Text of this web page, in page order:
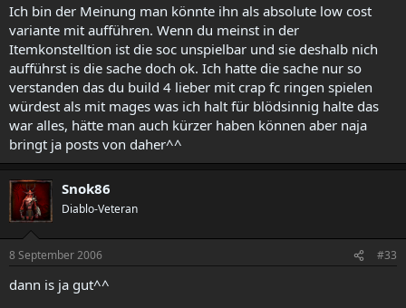
Ich bin der Meinung man könnte ihn als absolute low cost
variante mit aufführen. Wenn du meinst in der
Itemkonstelltion ist die soc unspielbar und sie deshalb nich
aufführst is die sache doch ok. Ich hatte die sache nur so
verstanden das du build 4 lieber mit crap fc ringen spielen
würdest als mit mages was ich halt für blödsinnig halte das
war alles, hätte man auch kürzer haben können aber naja
bringt ja posts von daher^^
Snok86
Diablo-Veteran
8 September 2006 #33
dann is ja gut^^